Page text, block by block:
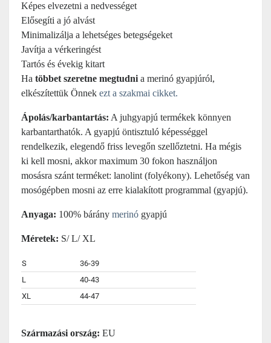
Képes elvezetni a nedvességet
Elősegíti a jó alvást
Minimalizálja a lehetséges betegségeket
Javítja a vérkeringést
Tartós és évekig kitart
Ha többet szeretne megtudni a merinó gyapjúról,
elkészítettük Önnek ezt a szakmai cikket.
Ápolás/karbantartás: A juhgyapjú termékek könnyen
karbantarthatók. A gyapjú öntisztuló képességgel
rendelkezik, elegendő friss levegőn szellőztetni. Ha mégis
ki kell mosni, akkor maximum 30 fokon használjon
mosásra szánt terméket: lanolint (folyékony). Lehetőség van
mosógépben mosni az erre kialakított programmal (gyapjú).
Anyaga: 100% bárány merinó gyapjú
Méretek: S/ L/ XL
S
36-39
L
40-43
XL
44-47
Származási ország: EU